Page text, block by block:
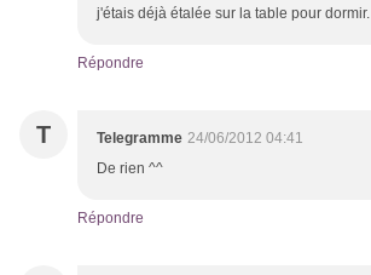
j'étais déjà étalée sur la table pour dormir.
Répondre
T Telegramme 24/06/2012 04:41
De rien ^^
Répondre